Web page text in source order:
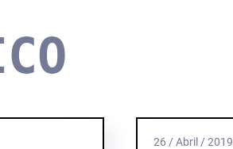
26 / Abril / 2019